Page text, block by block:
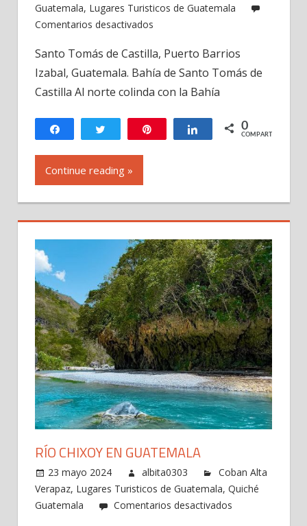
Guatemala, Lugares Turisticos de Guatemala
Comentarios desactivados
de
Santo
Tomás
Castilla
en
Santo Tomás de Castilla, Puerto Barrios
Izabal, Guatemala. Bahía de Santo Tomás de
Castilla Al norte colinda con la Bahía
Compartir Twittear Compartir
0
COMPARTIR
Continue reading »
RÍO CHIXOY EN GUATEMALA
23 mayo 2024 albita0303
Coban Alta
Verapaz, Lugares Turisticos de Guatemala, Quiché
Guatemala
Comentarios desactivados